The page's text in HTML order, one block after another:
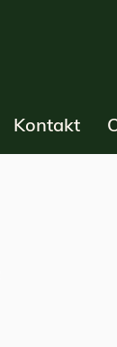
Kontakt